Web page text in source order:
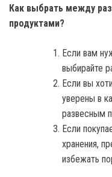
Как выбрать между
продуктами?
Если вам
выбирайте
Если вы
уверены в
развесным
Если
хранения,
избежать